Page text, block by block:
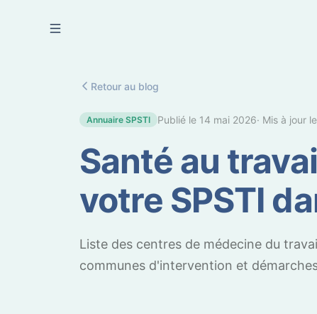
Retour au blog
Annuaire SPSTI Publié le 14 mai 2026· Mis à jour le
Santé au
votre SPSTI
Liste des centres de médecine du
communes d'intervention et